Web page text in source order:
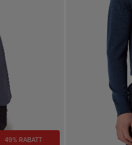
49% RABATT